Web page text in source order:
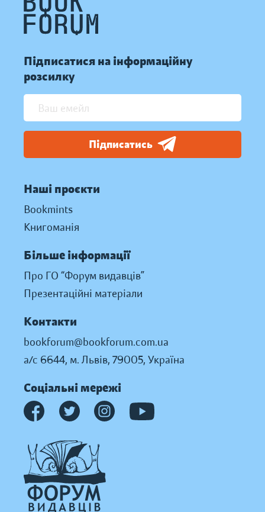
Підписатися на інформаційну
розсилку
Підписатись
Наші проєкти
Bookmints
Книгоманія
Більше інформації
Про ГО “Форум видавців”
Презентаційні матеріали
Контакти
bookforum@bookforum.com.ua
а/с 6644, м. Львів, 79005, Україна
Соціальні мережі